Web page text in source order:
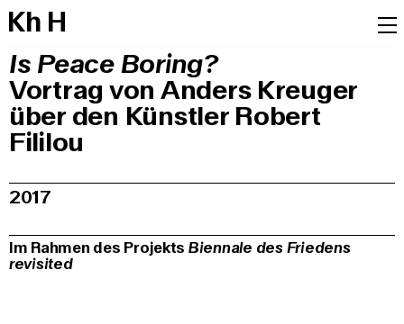
Kh H
Is Peace Boring?
Vortrag von Anders Kreuger
über den Künstler Robert
Fililou
2017
Im Rahmen des Projekts Biennale des Friedens
revisited